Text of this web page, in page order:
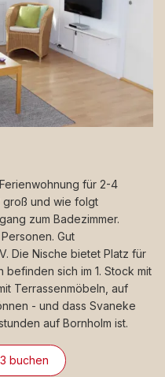
für 2-4
groß und wie folgt
zum Badezimmer.
Gut
Die Nische bietet Platz für
befinden sich im 1. Stock mit
Terrassenmöbeln, auf
- und dass Svaneke
auf Bornholm ist.
buchen